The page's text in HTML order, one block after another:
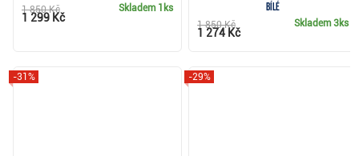
Skladem 1ks
1 850 Kč
1 299 Kč
bílé
Skladem3ks
1 850 Kč
1 274 Kč
-31% -29%